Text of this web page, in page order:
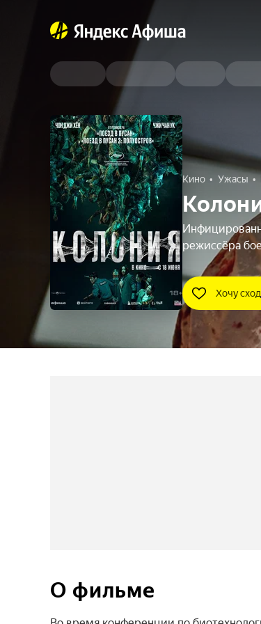
Кино Ужасы
режиссёра
Хочу
О фильме